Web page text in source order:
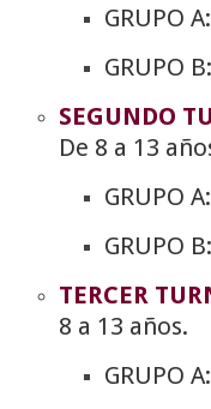
GRUPO
GRUPO
SEGUNDO
De 8 a 13
GRUPO
GRUPO
TERCER
8 a 13 años.
GRUPO